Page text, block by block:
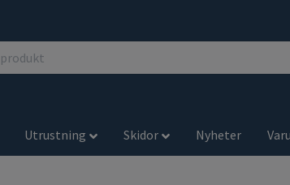
Utrustning Skidor Nyheter